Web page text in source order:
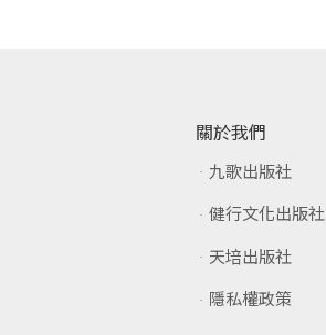
關於我們
九歌出版社
健行文化出版社
天培出版社
隱私權政策